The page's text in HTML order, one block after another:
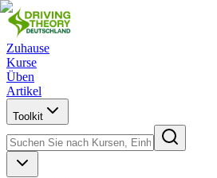
Zuhause
Kurse
Üben
Artikel
Toolkit